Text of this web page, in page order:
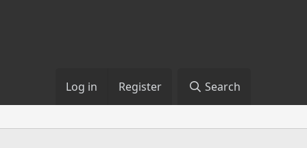
Log in Register Search